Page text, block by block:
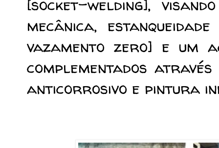
[socket-welding],
mecânica,
vazamento zero] e um
complementados
anticorrosivo e pintura